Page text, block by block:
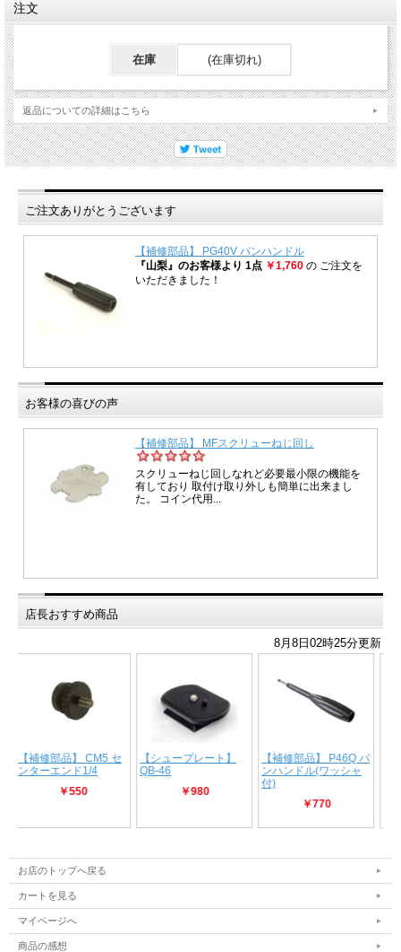
注文
在庫 (在庫切れ)
返品についての詳細はこちら
ご注文ありがとうございます
お客様の喜びの声
店長おすすめ商品
お店のトップへ戻る
カートを見る
マイページへ
商品の感想